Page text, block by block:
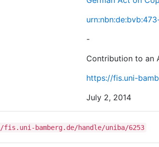
-
Contribution to an
https://fis.uni-
July 2, 2014
bamberg.de/handle/uniba/6253